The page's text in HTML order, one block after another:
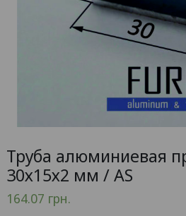
Труба алюминиевая
30х15х2 мм / AS
164.07 грн.